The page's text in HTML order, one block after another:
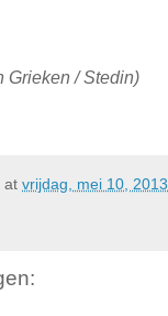
Grieken / Stedin)
at vrijdag, mei 10, 2013